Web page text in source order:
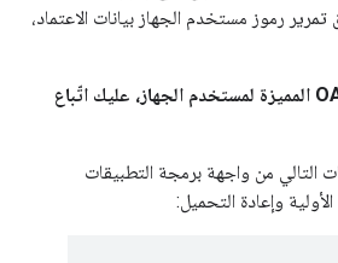
رموز مستخدم الجهاز بيانات الاعتماد،
للحصول على رموز OAuth2 المميزة لمستخدم الجهاز، عليك اتّباع
التالي من واجهة برمجة التطبيقات
وإعادة التحميل: